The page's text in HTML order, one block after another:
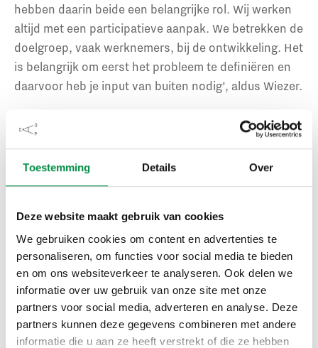
Toestemming Details Over
Deze website maakt gebruik van cookies
We gebruiken cookies om content en advertenties te
personaliseren, om functies voor social media te bieden
en om ons websiteverkeer te analyseren. Ook delen we
informatie over uw gebruik van onze site met onze
partners voor social media, adverteren en analyse. Deze
partners kunnen deze gegevens combineren met andere
informatie die u aan ze heeft verstrekt of die ze hebben
hebben daarin beide een belangrijke rol. Wij werken
altijd met een participatieve aanpak. We betrekken de
doelgroep, vaak werknemers, bij de ontwikkeling. Het
is belangrijk om eerst het probleem te definiëren en
daarvoor heb je input van buiten nodig’, aldus Wiezer.
Van der Tak haakt aan met een voorbeeld vanuit de
onderhoudsprogramma voor onze treinen. Met de
data uit treinen konden we het inplannen van
monteurs is daardoor makkelijker en veel
interessanter geworden.’
Opmars van gamification